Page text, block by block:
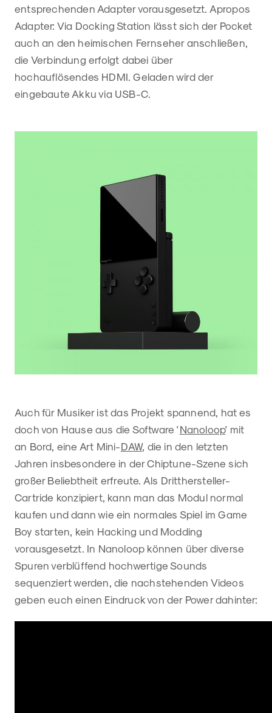
entsprechenden Adapter vorausgesetzt. Apropos
Adapter: Via Docking Station lässt sich der Pocket
auch an den heimischen Fernseher anschließen,
die Verbindung erfolgt dabei über
hochauflösendes HDMI. Geladen wird der
eingebaute Akku via USB-C.
Auch für Musiker ist das Projekt spannend, hat es
doch von Hause aus die Software ' Nanoloop' mit
an Bord, eine Art Mini-DAW, die in den letzten
Jahren insbesondere in der Chiptune-Szene sich
großer Beliebtheit erfreute. Als Dritthersteller-
Cartride konzipiert, kann man das Modul normal
kaufen und dann wie ein normales Spiel im Game
Boy starten, kein Hacking und Modding
vorausgesetzt. In Nanoloop können über diverse
Spuren verblüffend hochwertige Sounds
sequenziert werden, die nachstehenden Videos
geben euch einen Eindruck von der Power dahinter: